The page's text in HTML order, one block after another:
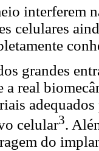
interferem
celulares
grandes
a real
celular3.
do